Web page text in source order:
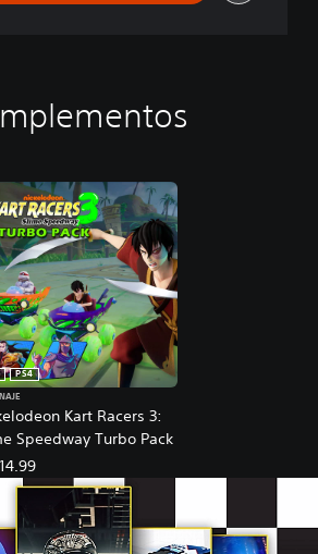
Kart Racers 3:
Speedway Turbo Pack
PS4